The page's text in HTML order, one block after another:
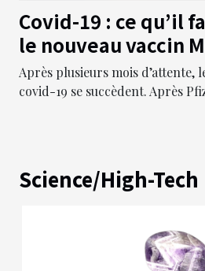
Covid-19 : ce qu’il
le nouveau vaccin
Après plusieurs mois d’attente,
covid-19 se succèdent. Après
Science/High-Tech